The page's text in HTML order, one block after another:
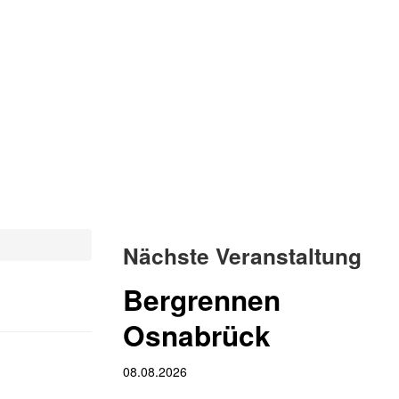
Nächste Veranstaltung
Bergrennen
Osnabrück
08.08.2026